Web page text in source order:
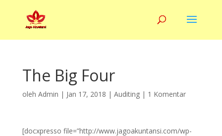
The Big Four
oleh Admin | Jan 17, 2018 | Auditing| 1 Komentar
[docxpresso file=”http://www.jagoakuntansi.com/wp-